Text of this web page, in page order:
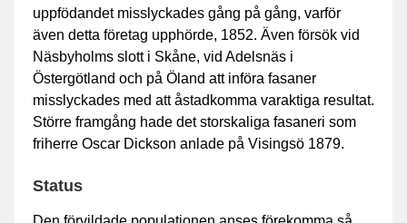
uppfödandet misslyckades gång på gång, varför
även detta företag upphörde, 1852. Även försök vid
Näsbyholms slott i Skåne, vid Adelsnäs i
Östergötland och på Öland att införa fasaner
misslyckades med att åstadkomma varaktiga resultat.
Större framgång hade det storskaliga fasaneri som
friherre Oscar Dickson anlade på Visingsö 1879.
Status